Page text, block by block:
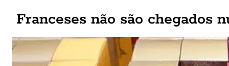
Franceses não são chegados